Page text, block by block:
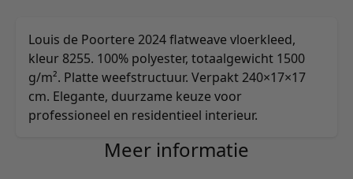
Louis de Poortere 2024 flatweave vloerkleed,
kleur 8255. 100% polyester, totaalgewicht 1500
g/m². Platte weefstructuur. Verpakt 240×17×17
cm. Elegante, duurzame keuze voor
professioneel en residentieel interieur.
Meer informatie